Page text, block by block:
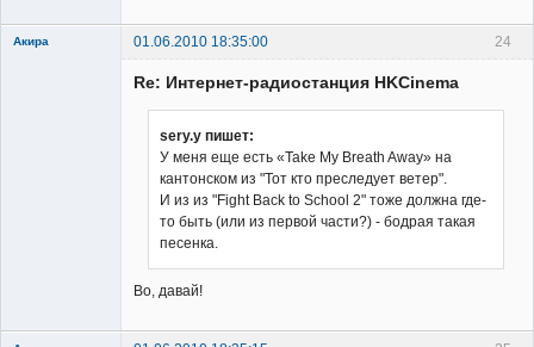
24
Акира 01.06.2010 18:35:00
Re: Интернет-радиостанция HKCinema
sery.y пишет:
У меня еще есть «Take My Breath Away» на
кантонском из "Тот кто преследует ветер".
И из из "Fight Back to School 2" тоже должна где-
то быть (или из первой части?) - бодрая такая
песенка.
Во, давай!